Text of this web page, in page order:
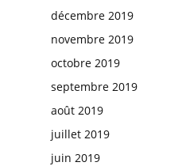
décembre 2019
novembre 2019
octobre 2019
septembre 2019
août 2019
juillet 2019
juin 2019